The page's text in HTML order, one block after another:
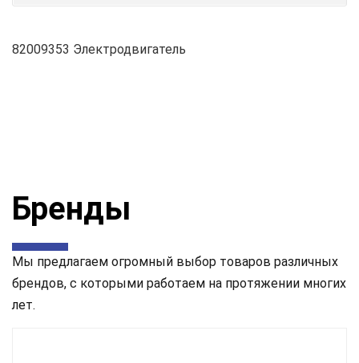
82009353 Электродвигатель
Бренды
Мы предлагаем огромный выбор товаров различных
брендов, с которыми работаем на протяжении многих
лет.